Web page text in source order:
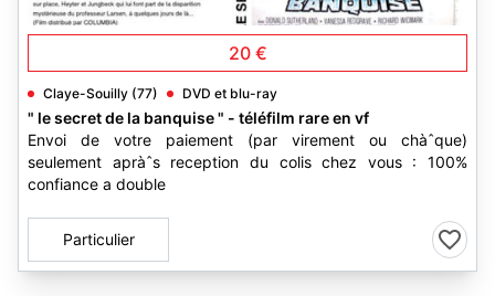
20 €
Claye-Souilly (77) DVD et blu-ray
" le secret de la banquise " - téléfilm rare en vf
Envoi de votre paiement (par virement ou chàˆque)
seulement apràˆs reception du colis chez vous : 100%
confiance a double
Particulier